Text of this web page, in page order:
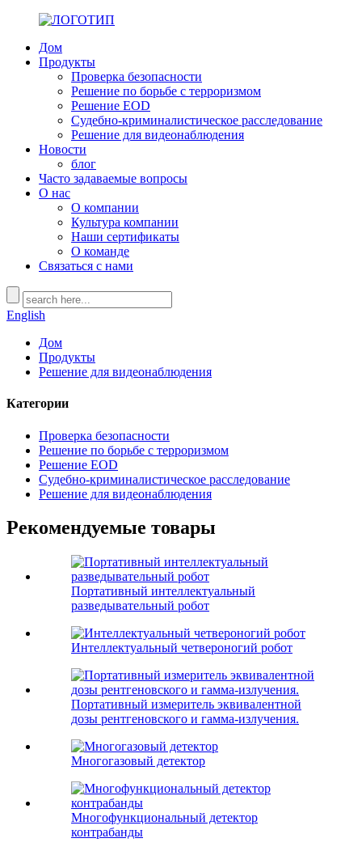
Дом
Продукты
Проверка безопасности
Решение по борьбе с терроризмом
Решение EOD
Судебно-криминалистическое расследование
Решение для видеонаблюдения
Новости
блог
Часто задаваемые вопросы
О нас
О компании
Культура компании
Наши сертификаты
О команде
Связаться с нами
English
Дом
Продукты
Решение для видеонаблюдения
Категории
Проверка безопасности
Решение по борьбе с терроризмом
Решение EOD
Судебно-криминалистическое расследование
Решение для видеонаблюдения
Рекомендуемые товары
Портативный интеллектуальный
разведывательный робот
Интеллектуальный четвероногий робот
Портативный измеритель эквивалентной
дозы рентгеновского и гамма-излучения.
Многогазовый детектор
Многофункциональный детектор
контрабанды